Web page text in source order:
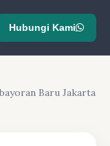
Hubungi Kami
Baru Jakarta